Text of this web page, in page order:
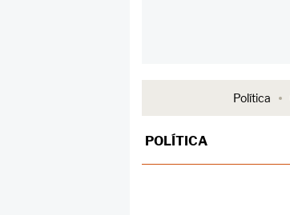
Política
POLÍTICA